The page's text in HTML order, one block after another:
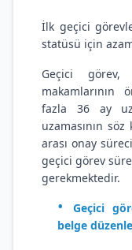
İlk geçici
statüsü için
Geçici
makamlarının
fazla 36 ay
uzamasının
arası onay
geçici görev
gerekmektedir.
Geçici
belge